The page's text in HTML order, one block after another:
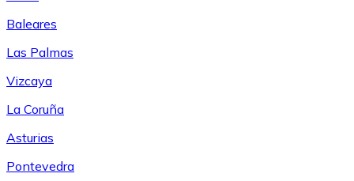
Baleares
Las Palmas
Vizcaya
La Coruña
Asturias
Pontevedra